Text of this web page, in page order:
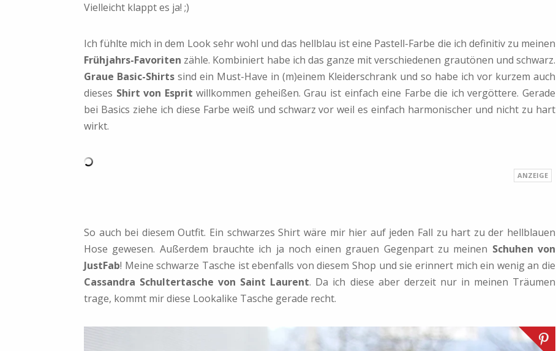
Vielleicht klappt es ja! ;)
Ich fühlte mich in dem Look sehr wohl und das hellblau ist eine Pastell-Farbe die ich definitiv zu meinen
Frühjahrs-Favoriten zähle. Kombiniert habe ich das ganze mit verschiedenen grautönen und schwarz.
Graue Basic-Shirts sind ein Must-Have in (m)einem Kleiderschrank und so habe ich vor kurzem auch
dieses Shirt von Esprit willkommen geheißen. Grau ist einfach eine Farbe die ich vergöttere. Gerade
bei Basics ziehe ich diese Farbe weiß und schwarz vor weil es einfach harmonischer und nicht zu hart
wirkt.
So auch bei diesem Outfit. Ein schwarzes Shirt wäre mir hier auf jeden Fall zu hart zu der hellblauen
Hose gewesen. Außerdem brauchte ich ja noch einen grauen Gegenpart zu meinen Schuhen von
JustFab! Meine schwarze Tasche ist ebenfalls von diesem Shop und sie erinnert mich ein wenig an die
Cassandra Schultertasche von Saint Laurent. Da ich diese aber derzeit nur in meinen Träumen
trage, kommt mir diese Lookalike Tasche gerade recht.